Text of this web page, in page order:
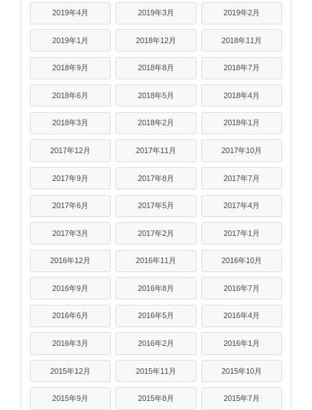
2019年4月 2019年3月 2019年2月
2019年1月 2018年12月 2018年11月
2018年9月 2018年8月 2018年7月
2018年6月 2018年5月 2018年4月
2018年3月 2018年2月 2018年1月
2017年12月 2017年11月 2017年10月
2017年9月 2017年8月 2017年7月
2017年6月 2017年5月 2017年4月
2017年3月 2017年2月 2017年1月
2016年12月 2016年11月 2016年10月
2016年9月 2016年8月 2016年7月
2016年6月 2016年5月 2016年4月
2016年3月 2016年2月 2016年1月
2015年12月 2015年11月 2015年10月
2015年9月 2015年8月 2015年7月